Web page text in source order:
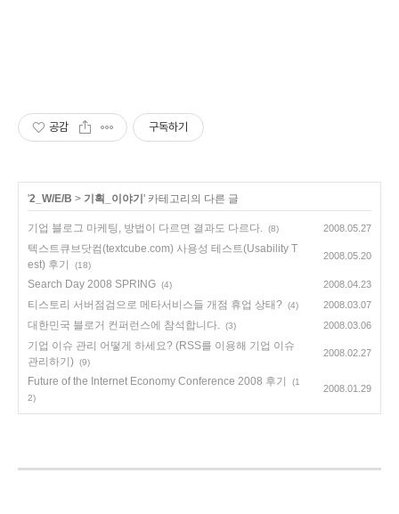
공감 구독하기
'2_W/E/B > 기획_이야기' 카테고리의 다른 글
기업 블로그 마케팅, 방법이 다르면 결과도 다르다. (8) 2008.05.27
텍스트큐브닷컴(textcube.com) 사용성 테스트(Usability T
est) 후기
(18)
2008.05.20
Search Day 2008 SPRING (4) 2008.04.23
티스토리 서버점검으로 메타서비스들 개점 휴업 상태? (4) 2008.03.07
대한민국 블로거 컨퍼런스에 참석합니다. (3) 2008.03.06
기업 이슈 관리 어떻게 하세요? (RSS를 이용해 기업 이슈
관리하기) (9)
2008.02.27
Future of the Internet Economy Conference 2008 후기
(1
2)
2008.01.29